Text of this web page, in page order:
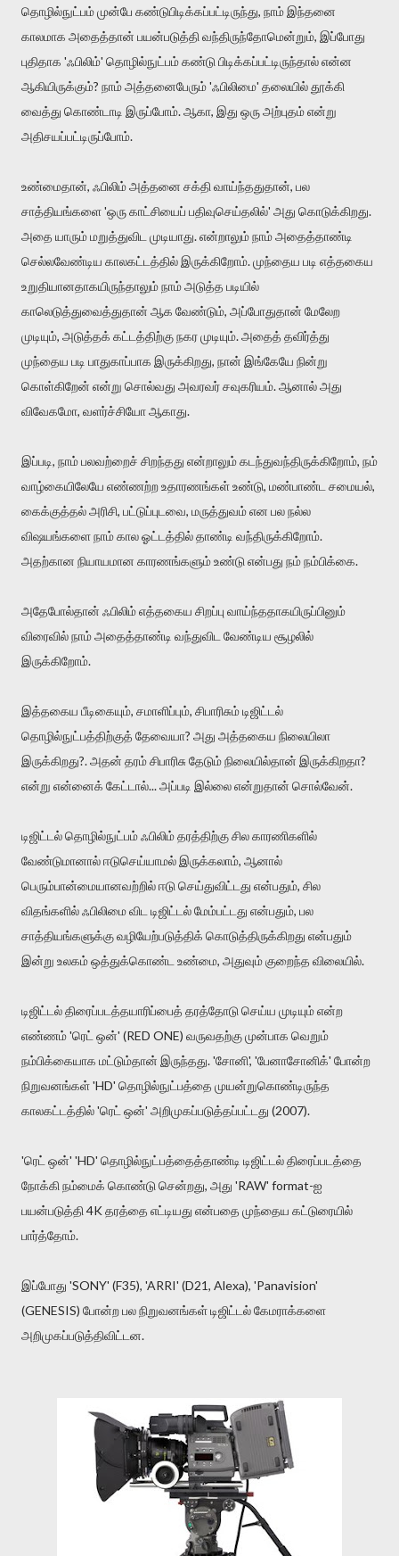
தொழில்நுட்பம் முன்பே கண்டுபிடிக்கப்பட்டிருந்து, நாம் இந்தனை
காலமாக அதைத்தான் பயன்படுத்தி வந்திருந்தோமென்றும், இப்போது
புதிதாக 'ஃபிலிம்' தொழில்நுட்பம் கண்டு பிடிக்கப்பட்டிருந்தால் என்ன
ஆகியிருக்கும்? நாம் அத்தனைபேரும் 'ஃபிலிமை' தலையில் தூக்கி
வைத்து கொண்டாடி இருப்போம். ஆகா, இது ஒரு அற்புதம் என்று
அதிசயப்பட்டிருப்போம்.
உண்மைதான், ஃபிலிம் அத்தனை சக்தி வாய்ந்ததுதான், பல
சாத்தியங்களை 'ஒரு காட்சியைப் பதிவுசெய்தலில்' அது கொடுக்கிறது.
அதை யாரும் மறுத்துவிட முடியாது. என்றாலும் நாம் அதைத்தாண்டி
செல்லவேண்டிய காலகட்டத்தில் இருக்கிறோம். முந்தைய படி எத்தகைய
உறுதியானதாகயிருந்தாலும் நாம் அடுத்த படியில்
காலெடுத்துவைத்துதான் ஆக வேண்டும், அப்போதுதான் மேலேற
முடியும், அடுத்தக் கட்டத்திற்கு நகர முடியும். அதைத் தவிர்த்து
முந்தைய படி பாதுகாப்பாக இருக்கிறது, நான் இங்கேயே நின்று
கொள்கிறேன் என்று சொல்வது அவரவர் சவுகரியம். ஆனால் அது
விவேகமோ, வளர்ச்சியோ ஆகாது.
இப்படி, நாம் பலவற்றைச் சிறந்தது என்றாலும் கடந்துவந்திருக்கிறோம், நம்
வாழ்கையிலேயே எண்ணற்ற உதாரணங்கள் உண்டு, மண்பாண்ட சமையல்,
கைக்குத்தல் அரிசி, பட்டுப்புடவை, மருத்துவம் என பல நல்ல
விஷயங்களை நாம் கால ஓட்டத்தில் தாண்டி வந்திருக்கிறோம்.
அதற்கான நியாயமான காரணங்களும் உண்டு என்பது நம் நம்பிக்கை.
அதேபோல்தான் ஃபிலிம் எத்தகைய சிறப்பு வாய்ந்ததாகயிருப்பினும்
விரைவில் நாம் அதைத்தாண்டி வந்துவிட வேண்டிய சூழலில்
இருக்கிறோம்.
இத்தகைய பீடிகையும், சமாளிப்பும், சிபாரிசும் டிஜிட்டல்
தொழில்நுட்பத்திற்குத் தேவையா? அது அத்தகைய நிலையிலா
இருக்கிறது?. அதன் தரம் சிபாரிசு தேடும் நிலையில்தான் இருக்கிறதா?
என்று என்னைக் கேட்டால்... அப்படி இல்லை என்றுதான் சொல்வேன்.
டிஜிட்டல் தொழில்நுட்பம் ஃபிலிம் தரத்திற்கு சில காரணிகளில்
வேண்டுமானால் ஈடுசெய்யாமல் இருக்கலாம், ஆனால்
பெரும்பான்மையானவற்றில் ஈடு செய்துவிட்டது என்பதும், சில
விதங்களில் ஃபிலிமை விட டிஜிட்டல் மேம்பட்டது என்பதும், பல
சாத்தியங்களுக்கு வழியேற்படுத்திக் கொடுத்திருக்கிறது என்பதும்
இன்று உலகம் ஒத்துக்கொண்ட உண்மை, அதுவும் குறைந்த விலையில்.
டிஜிட்டல் திரைப்படத்தயாரிப்பைத் தரத்தோடு செய்ய முடியும் என்ற
எண்ணம் 'ரெட் ஒன்' (RED ONE) வருவதற்கு முன்பாக வெறும்
நம்பிக்கையாக மட்டும்தான் இருந்தது. 'சோனி', 'பேனாசோனிக்' போன்ற
நிறுவனங்கள் 'HD' தொழில்நுட்பத்தை முயன்றுகொண்டிருந்த
காலகட்டத்தில் 'ரெட் ஒன்' அறிமுகப்படுத்தப்பட்டது (2007).
'ரெட் ஒன்' 'HD' தொழில்நுட்பத்தைத்தாண்டி டிஜிட்டல் திரைப்படத்தை
நோக்கி நம்மைக் கொண்டு சென்றது, அது 'RAW' format-ஐ
பயன்படுத்தி 4K தரத்தை எட்டியது என்பதை முந்தைய கட்டுரையில்
பார்த்தோம்.
இப்போது 'SONY' (F35), 'ARRI' (D21, Alexa), 'Panavision'
(GENESIS) போன்ற பல நிறுவனங்கள் டிஜிட்டல் கேமராக்களை
அறிமுகப்படுத்திவிட்டன.